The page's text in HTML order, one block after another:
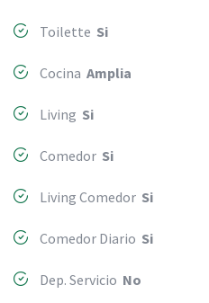
Toilette Si
Cocina Amplia
Living Si
Comedor Si
Living Comedor Si
Comedor Diario Si
Dep. Servicio No